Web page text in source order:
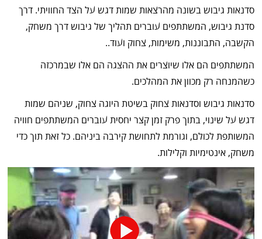
סדנאות גיבוש בשונה מהרצאות שמות דגש על הצד החוויתי. דרך
סדנת גיבוש, המשתתפים עוברים תהליך של גיבוש דרך משחק,
הקשבה, התבוננות, משימות, צחוק ועוד..
המשתתפים הם אלו שיוצרים את ההצגה הם אלו שבמרכזה
כשהמנחה רק מכוון את המהלכים.
סדנאות גיבוש וסדנאות צחוק בשיטת היוגה צחוק, שניהם שמות
דגש על שינוי, בתוך פרק זמן קצר יחסית עוברים המשתתפים חוויה
המשותפת לכולם, וגורמת לתחושת קירבה ביניהם. כל זאת תוך כדי
משחק, אינטימיות וקלילות.